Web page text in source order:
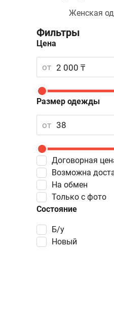
Женская
Фильтры
Цена
от
Договорная
Возможна
Состояние
Б/у
Новый
Размер одежды
от
На обмен
Только с фото